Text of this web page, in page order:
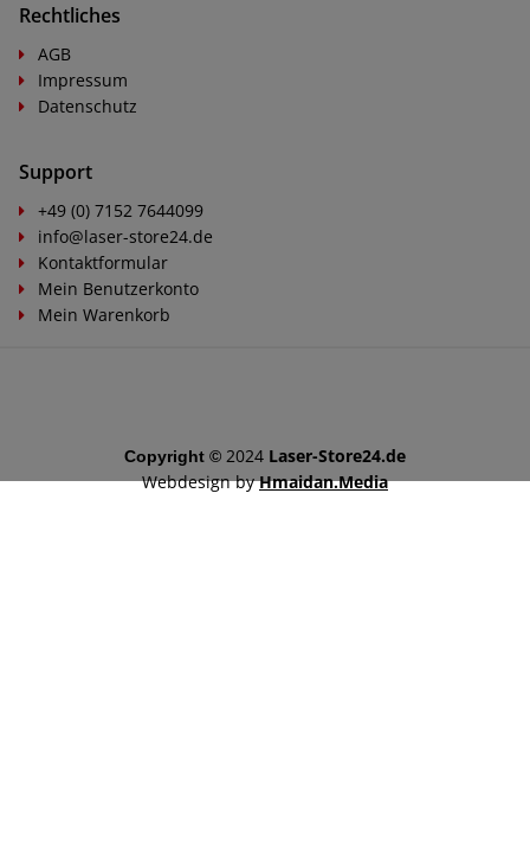
Support
+49 (0) 7152 7644099
info@laser-store24.de
Kontaktformular
Mein Benutzerkonto
Mein Warenkorb
Rechtliches
AGB
Impressum
Datenschutz
Copyright © 2024 Laser-Store24.de
Webdesign by Hmaidan.Media